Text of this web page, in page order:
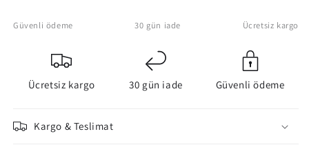
Güvenli ödeme 30 gün iade Ücretsiz kargo
Ücretsiz kargo 30 gün iade Güvenli ödeme
Kargo & Teslimat